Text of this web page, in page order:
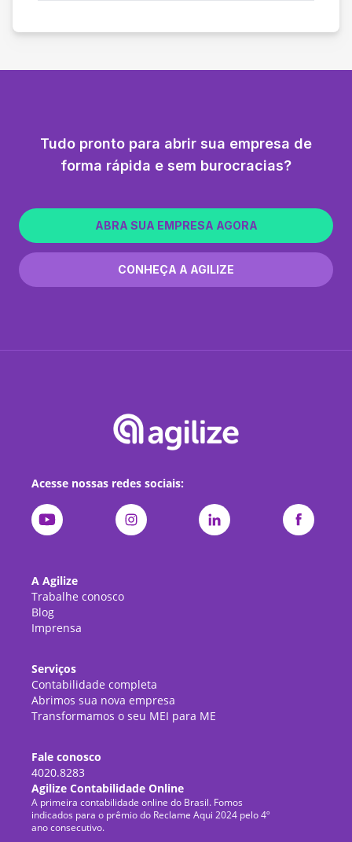
Tudo pronto para abrir sua empresa de
forma rápida e sem burocracias?
ABRA SUA EMPRESA AGORA
CONHEÇA A AGILIZE
Acesse nossas redes sociais:
A Agilize
Trabalhe conosco
Blog
Imprensa
Serviços
Contabilidade completa
Abrimos sua nova empresa
Transformamos o seu MEI para ME
Fale conosco
4020.8283
Agilize Contabilidade Online
A primeira contabilidade online do Brasil. Fomos
indicados para o prêmio do Reclame Aqui 2024 pelo 4º
ano consecutivo.